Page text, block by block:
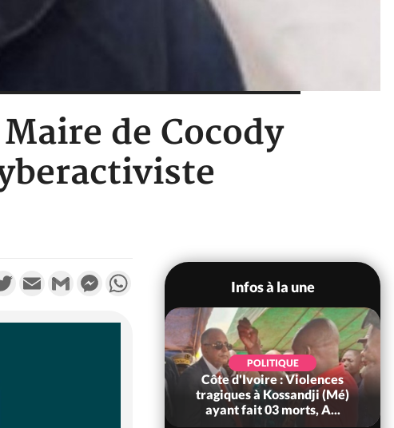
de Cocody
TwitterEmail Gmail MessengerWhatsApp
Infos à la une
d'Ivoire : Décrispation ?
POLITIQUE
Côte d'Ivoire : Violences
tragiques à Kossandji (Mé)
ayant fait 03 morts, A...